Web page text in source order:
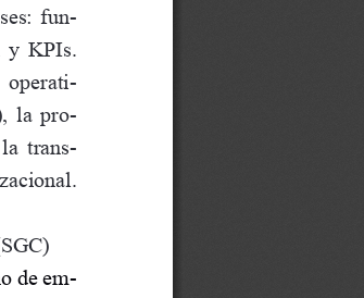
fun-
y KPIs.
operati-
la  pro-
trans-
de em-